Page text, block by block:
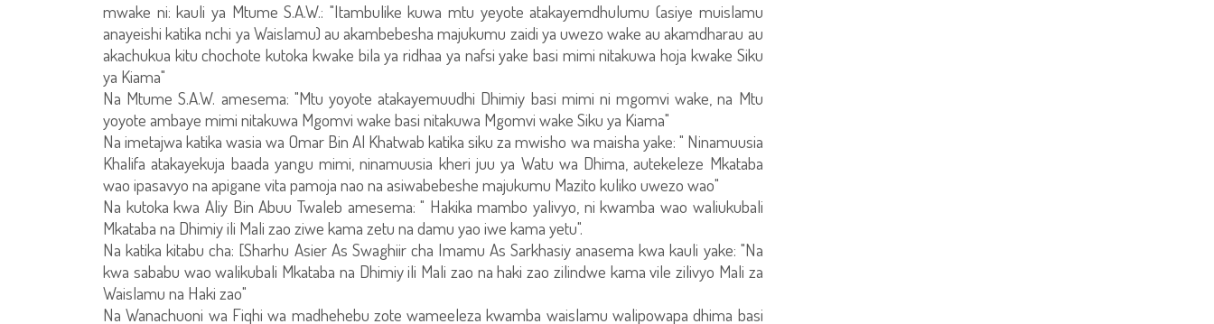
mwake ni: kauli ya Mtume S.A.W.: "Itambulike kuwa mtu yeyote atakayemdhulumu (asiye muislamu
anayeishi katika nchi ya Waislamu) au akambebesha majukumu zaidi ya uwezo wake au akamdharau au
akachukua kitu chochote kutoka kwake bila ya ridhaa ya nafsi yake basi mimi nitakuwa hoja kwake Siku
ya Kiama"
Na Mtume S.A.W. amesema: "Mtu yoyote atakayemuudhi Dhimiy basi mimi ni mgomvi wake, na Mtu
yoyote ambaye mimi nitakuwa Mgomvi wake basi nitakuwa Mgomvi wake Siku ya Kiama"
Na imetajwa katika wasia wa Omar Bin Al Khatwab katika siku za mwisho wa maisha yake: " Ninamuusia
Khalifa atakayekuja baada yangu mimi, ninamuusia kheri juu ya Watu wa Dhima, autekeleze Mkataba
wao ipasavyo na apigane vita pamoja nao na asiwabebeshe majukumu Mazito kuliko uwezo wao"
Na kutoka kwa Aliy Bin Abuu Twaleb amesema: " Hakika mambo yalivyo, ni kwamba wao waliukubali
Mkataba na Dhimiy ili Mali zao ziwe kama zetu na damu yao iwe kama yetu".
Na katika kitabu cha: [Sharhu Asier As Swaghiir cha Imamu As Sarkhasiy anasema kwa kauli yake: "Na
kwa sababu wao walikubali Mkataba na Dhimiy ili Mali zao na haki zao zilindwe kama vile zilivyo Mali za
Waislamu na Haki zao"
Na Wanachuoni wa Fiqhi wa madhehebu zote wameeleza kwamba waislamu walipowapa dhima basi